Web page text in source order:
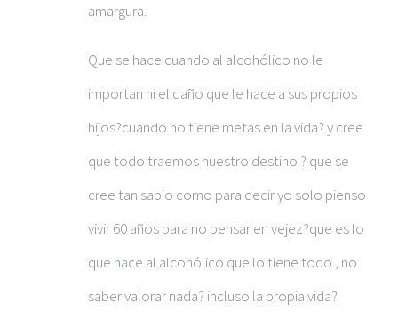
amargura.
Que se hace cuando al alcohólico no le
importan ni el daño que le hace a sus propios
hijos?cuando no tiene metas en la vida? y cree
que todo traemos nuestro destino ? que se
cree tan sabio como para decir yo solo pienso
vivir 60 años para no pensar en vejez?que es lo
que hace al alcohólico que lo tiene todo , no
saber valorar nada? incluso la propia vida?